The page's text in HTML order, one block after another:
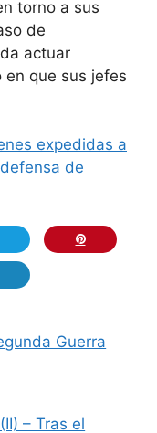
torno a sus
de
actuar
que sus jefes
expedidas a
de
Guerra
– Tras el